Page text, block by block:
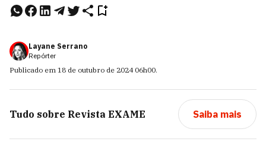
Layane Serrano
Repórter
Publicado em 18 de outubro de 2024 06h00.
Tudo sobre Revista EXAME Saiba mais